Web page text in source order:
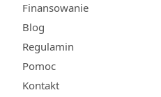
Finansowanie
Blog
Regulamin
Pomoc
Kontakt